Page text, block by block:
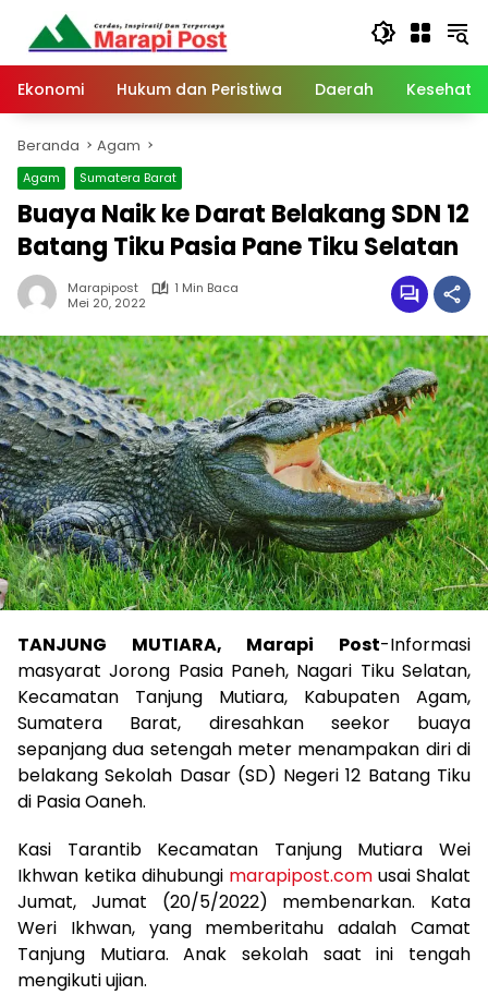
Langsung
konten
Ekonomi
Hukum dan Peristiwa Daerah
Beranda Agam
Agam Sumatera Barat
Buaya Naik ke Darat Belakang SDN 12
Batang Tiku Pasia Pane Tiku Selatan
Marapipost
1 Min Baca
Mei 20, 2022
TANJUNG MUTIARA, Marapi Post-Informasi
masyarat Jorong Pasia Paneh, Nagari Tiku Selatan,
Kecamatan Tanjung Mutiara, Kabupaten Agam,
Sumatera Barat, diresahkan seekor buaya
sepanjang dua setengah meter menampakan diri di
belakang Sekolah Dasar (SD) Negeri 12 Batang Tiku
di Pasia Oaneh.
Kasi Tarantib Kecamatan Tanjung Mutiara Wei
Ikhwan ketika dihubungi marapipost.com usai Shalat
Jumat, Jumat (20/5/2022) membenarkan. Kata
Weri Ikhwan, yang memberitahu adalah Camat
Tanjung Mutiara. Anak sekolah saat ini tengah
mengikuti ujian.